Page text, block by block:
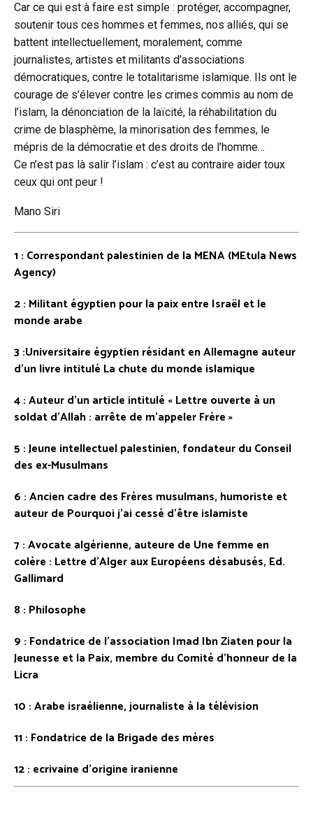
Car ce qui est à faire est simple : protéger, accompagner,
soutenir tous ces hommes et femmes, nos alliés, qui se
battent intellectuellement, moralement, comme
journalistes, artistes et militants d’associations
démocratiques, contre le totalitarisme islamique. Ils ont le
courage de s’élever contre les crimes commis au nom de
l’islam, la dénonciation de la laïcité, la réhabilitation du
crime de blasphème, la minorisation des femmes, le
mépris de la démocratie et des droits de l’homme…
Ce n’est pas là salir l’islam : c’est au contraire aider toux
ceux qui ont peur !
Mano Siri
1 : Correspondant palestinien de la MENA (MEtula News
Agency)
2 : Militant égyptien pour la paix entre Israël et le
monde arabe
3 :Universitaire égyptien résidant en Allemagne auteur
d’un livre intitulé La chute du monde islamique
4 : Auteur d’un article intitulé « Lettre ouverte à un
soldat d’Allah : arrête de m’appeler Frère »
5 : Jeune intellectuel palestinien, fondateur du Conseil
des ex-Musulmans
6 : Ancien cadre des Frères musulmans, humoriste et
auteur de Pourquoi j’ai cessé d’être islamiste
7 : Avocate algérienne, auteure de Une femme en
colère : Lettre d’Alger aux Européens désabusés, Ed.
Gallimard
8 : Philosophe
9 : Fondatrice de l’association Imad Ibn Ziaten pour la
Jeunesse et la Paix, membre du Comité d’honneur de la
Licra
10 : Arabe israélienne, journaliste à la télévision
11 : Fondatrice de la Brigade des mères
12 : ecrivaine d’origine iranienne